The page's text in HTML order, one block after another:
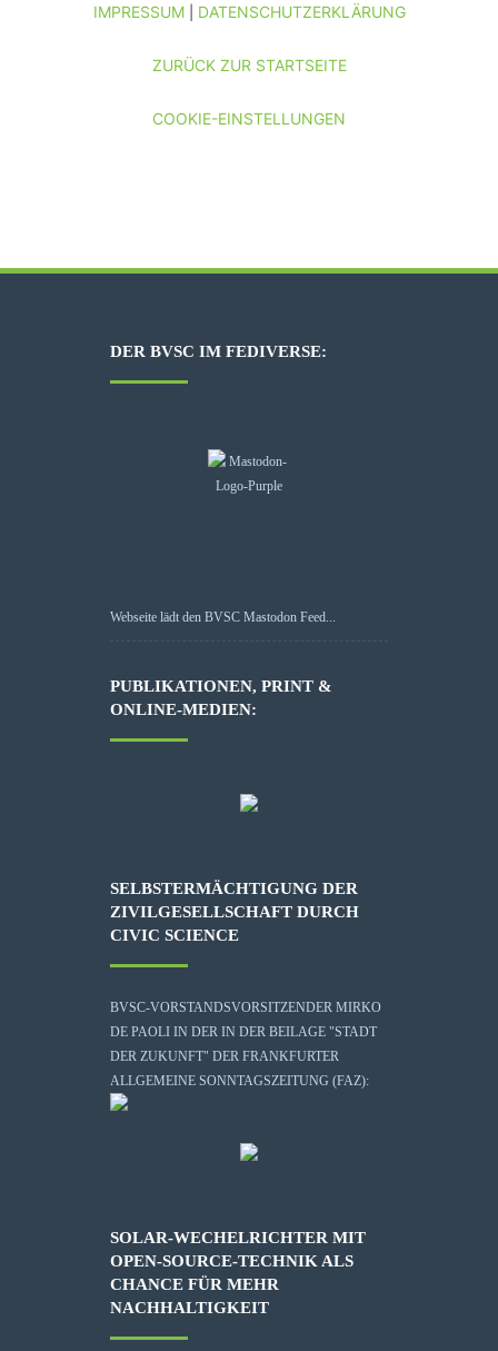
IMPRESSUM| DATENSCHUTZERKLÄRUNG
ZURÜCK ZUR STARTSEITE
COOKIE-EINSTELLUNGEN
DER BVSC IM FEDIVERSE:
Webseite lädt den BVSC Mastodon Feed...
PUBLIKATIONEN, PRINT &
ONLINE-MEDIEN:
SELBSTERMÄCHTIGUNG DER
ZIVILGESELLSCHAFT DURCH
CIVIC SCIENCE
BVSC-VORSTANDSVORSITZENDER MIRKO
DE PAOLI IN DER IN DER BEILAGE "STADT
DER ZUKUNFT" DER FRANKFURTER
ALLGEMEINE SONNTAGSZEITUNG (FAZ):
SOLAR-WECHELRICHTER MIT
OPEN-SOURCE-TECHNIK ALS
CHANCE FÜR MEHR
NACHHALTIGKEIT